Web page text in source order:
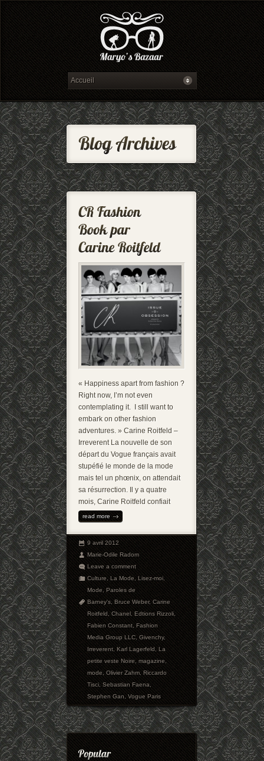
« Happiness apart from fashion ?
Right now, I’m not even
contemplating it. I still want to
embark on other fashion
adventures. » Carine Roitfeld –
Irreverent La nouvelle de son
départ du Vogue français avait
stupéfié le monde de la mode
mais tel un phœnix, on attendait
sa résurrection. Il y a quatre
mois, Carine Roitfeld confiait
read more
9 avril 2012
Marie-Odile Radom
Leave a comment
Culture,La Mode,Lisez-moi,
Mode,Paroles de
Barney's,Bruce Weber,Carine
Roitfeld,Chanel,Edtions Rizzoli,
Fabien Constant,Fashion
Media Group LLC,Givenchy,
Irreverent,Karl Lagerfeld,La
petite veste Noire,magazine,
mode,Olivier Zahm,Riccardo
Tisci,Sebastian Faena,
Stephen Gan,Vogue Paris